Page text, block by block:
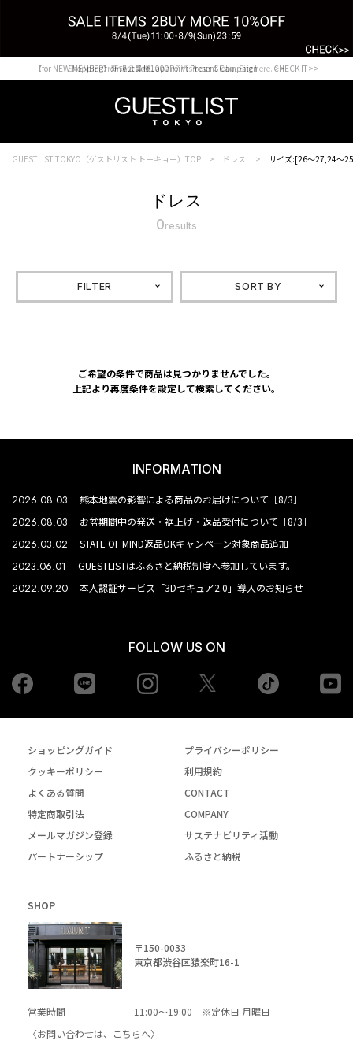
Shopping from outside Japan? Visit our Global Site here. >>
【for NEW MEMBER】新規会員様1000Point Present Campaign CHECK IT>>
GUESTLIST TOKYO（ゲストリスト トーキョー）TOP ドレス サイズ:[26～27,24～
ドレス
0results
FILTER SORT BY
ご希望の条件で商品は見つかりませんでした。
上記より再度条件を設定して検索してください。
INFORMATION
2026.08.03 熊本地震の影響による商品のお届けについて［8/3］
2026.08.03 お盆期間中の発送・裾上げ・返品受付について［8/3］
2026.03.02 STATE OF MIND返品OKキャンペーン対象商品追加
2023.06.01 GUESTLISTはふるさと納税制度へ参加しています。
2022.09.20 本人認証サービス「3Dセキュア2.0」導入のお知らせ
FOLLOW US ON
Facebook Instagram tiktok
ショッピングガイド
プライバシーポリシー
クッキーポリシー
利用規約
よくある質問
CONTACT
特定商取引法
COMPANY
メールマガジン登録
サステナビリティ活動
パートナーシップ
ふるさと納税
SHOP
〒150-0033
東京都渋谷区猿楽町16-1
営業時間
11:00～19:00 ※定休日 月曜日
〈お問い合わせは、
こちらへ〉